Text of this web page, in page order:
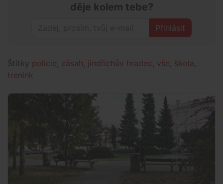
děje kolem tebe?
Přihlásit
Štítky policie zásah jindřichův hradec vše škola
trenink